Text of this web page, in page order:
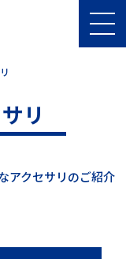
リ
アクセサリのご紹介